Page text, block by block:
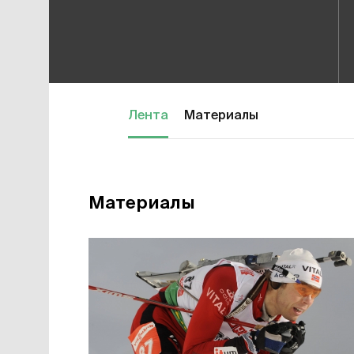
Лента Материалы
Материалы